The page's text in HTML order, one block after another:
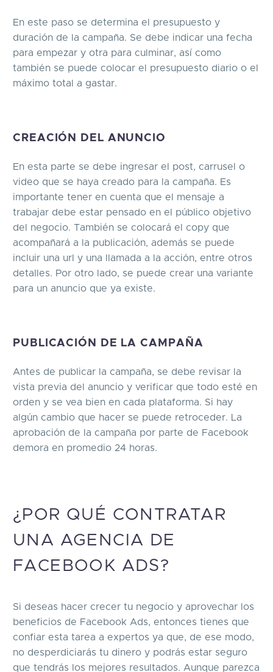
En este paso se determina el presupuesto y
duración de la campaña. Se debe indicar una fecha
para empezar y otra para culminar, así como
también se puede colocar el presupuesto diario o el
máximo total a gastar.
CREACIÓN DEL ANUNCIO
En esta parte se debe ingresar el post, carrusel o
video que se haya creado para la campaña. Es
importante tener en cuenta que el mensaje a
trabajar debe estar pensado en el público objetivo
del negocio. También se colocará el copy que
acompañará a la publicación, además se puede
incluir una url y una llamada a la acción, entre otros
detalles. Por otro lado, se puede crear una variante
para un anuncio que ya existe.
PUBLICACIÓN DE LA CAMPAÑA
Antes de publicar la campaña, se debe revisar la
vista previa del anuncio y verificar que todo esté en
orden y se vea bien en cada plataforma. Si hay
algún cambio que hacer se puede retroceder. La
aprobación de la campaña por parte de Facebook
demora en promedio 24 horas.
¿POR QUÉ CONTRATAR
UNA AGENCIA DE
FACEBOOK ADS?
Si deseas hacer crecer tu negocio y aprovechar los
beneficios de Facebook Ads, entonces tienes que
confiar esta tarea a expertos ya que, de ese modo,
no desperdiciarás tu dinero y podrás estar seguro
que tendrás los mejores resultados. Aunque parezca